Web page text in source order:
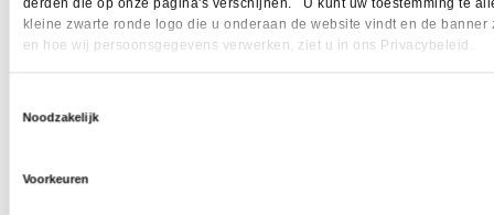
derden die op onze pagina's verschijnen. U kunt uw toestemming te
kleine zwarte ronde logo die u onderaan de website vindt en de
en hoe wij persoonsgegevens verwerken, ziet u in ons Privacybeleid.
Noodzakelijk
Voorkeuren